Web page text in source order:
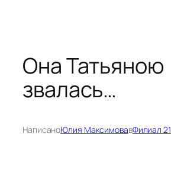
Она Татьяною
звалась…
НаписаноЮлия МаксимовавФилиал 21